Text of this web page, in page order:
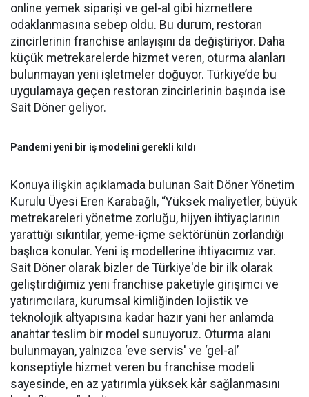
online yemek siparişi ve gel-al gibi hizmetlere
odaklanmasına sebep oldu. Bu durum, restoran
zincirlerinin franchise anlayışını da değiştiriyor. Daha
küçük metrekarelerde hizmet veren, oturma alanları
bulunmayan yeni işletmeler doğuyor. Türkiye’de bu
uygulamaya geçen restoran zincirlerinin başında ise
Sait Döner geliyor.
Pandemi yeni bir iş modelini gerekli kıldı
Konuya ilişkin açıklamada bulunan Sait Döner Yönetim
Kurulu Üyesi Eren Karabağlı, “Yüksek maliyetler, büyük
metrekareleri yönetme zorluğu, hijyen ihtiyaçlarının
yarattığı sıkıntılar, yeme-içme sektörünün zorlandığı
başlıca konular. Yeni iş modellerine ihtiyacımız var.
Sait Döner olarak bizler de Türkiye'de bir ilk olarak
geliştirdiğimiz yeni franchise paketiyle girişimci ve
yatırımcılara, kurumsal kimliğinden lojistik ve
teknolojik altyapısına kadar hazır yani her anlamda
anahtar teslim bir model sunuyoruz. Oturma alanı
bulunmayan, yalnızca ‘eve servis' ve ‘gel-al’
konseptiyle hizmet veren bu franchise modeli
sayesinde, en az yatırımla yüksek kâr sağlanmasını